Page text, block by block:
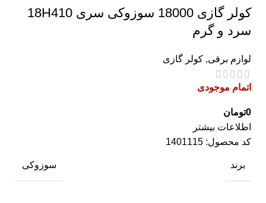
کولر گازی 18000 سوزوکی سری 18H410
سرد و گرم
لوازم برقی, کولر گازی
اتمام موجودی
0تومان
اطلاعات بیشتر
کد محصول: 1401115
برند سوزوکی